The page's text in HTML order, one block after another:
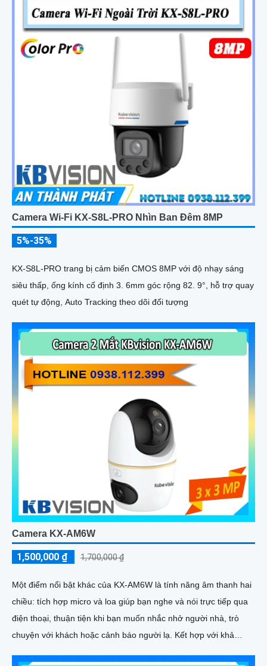
Camera Wi-Fi KX-S8L-PRO Nhìn Ban Đêm 8MP
5%-35%
KX-S8L-PRO trang bị cảm biến CMOS 8MP với độ nhạy sáng
siêu thấp, ống kính cố định 3. 6mm góc rộng 82. 9°, hỗ trợ quay
quét tự động, Auto Tracking theo dõi đối tượng
Camera KX-AM6W
1,500,000 ₫ 1,700,000 ₫
Một điểm nổi bật khác của KX‑AM6W là tính năng âm thanh hai
chiều: tích hợp micro và loa giúp bạn nghe và nói trực tiếp qua
điện thoại, thuận tiện khi bạn muốn nhắc nhở người nhà, trò
chuyện với khách hoặc cảnh báo người lạ. Kết hợp với khả